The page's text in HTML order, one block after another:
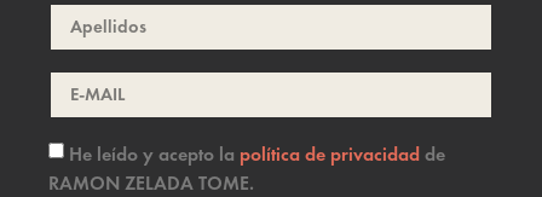
He leído y acepto la política de privacidadde
RAMON ZELADA TOME.